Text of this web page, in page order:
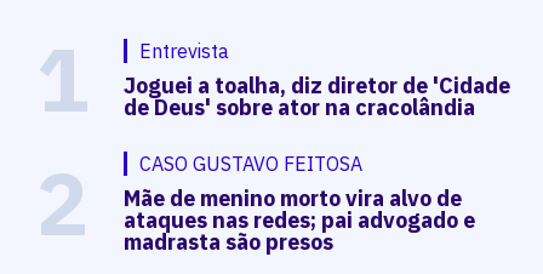
1 Entrevista
Joguei a toalha, diz diretor de 'Cidade
de Deus' sobre ator na cracolândia
2 CASO GUSTAVO FEITOSA
Mãe de menino morto vira alvo de
ataques nas redes; pai advogado e
madrasta são presos